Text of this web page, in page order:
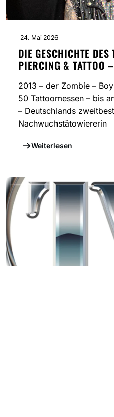
24. Mai 2026
DIE GESCHICHTE
PIERCING & TATTOO
2013 – der Zombie –
50 Tattoomessen – bis
– Deutschlands
Nachwuchstätowiererin
Weiterlesen